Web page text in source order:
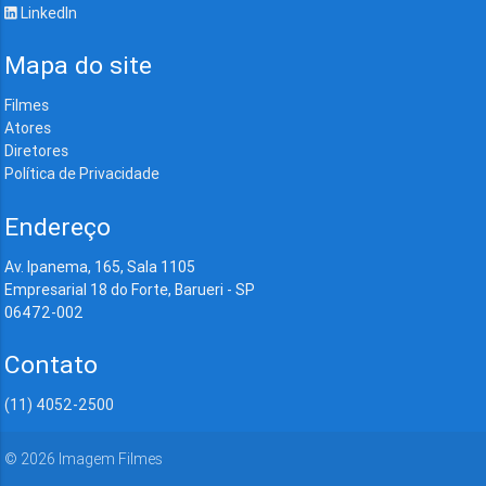
LinkedIn
Mapa do site
Filmes
Atores
Diretores
Política de Privacidade
Endereço
Av. Ipanema, 165, Sala 1105
Empresarial 18 do Forte, Barueri - SP
06472-002
Contato
(11) 4052-2500
© 2026 Imagem Filmes